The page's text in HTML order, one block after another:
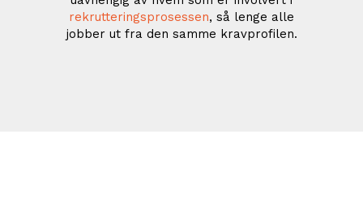
rekrutteringsprosessen, så lenge alle
jobber ut fra den samme kravprofilen.